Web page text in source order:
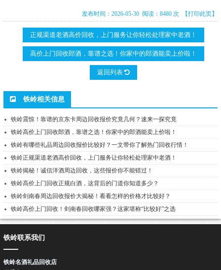
发布时间：2026-05-30 阅读：8480 次 【打印此页】
正规渠道老酒高价回收，上门服务让你轻松处理家中老酒！
高价上门回收郎酒，靠谱之选！你家中的郎酒能卖上价啦！
返回列表
铁岭相关信息
铁岭震惊！靠谱的京东卡周边回收报价究竟几何？速来一探究竟
铁岭高价上门回收郎酒，靠谱之选！你家中的郎酒能卖上价啦！
铁岭有哪些礼品周边回收报价比较好？一文带你了解热门回收行情！
铁岭正规渠道老酒高价回收，上门服务让你轻松处理家中老酒！
铁岭揭秘！诚信洋酒周边回收，这些报价你不能错过！
铁岭高价上门回收正规白酒，这背后的门道你知道多少？
铁岭剑南春周边回收报价大揭秘！看看怎样的价格才比较好？
铁岭高价上门回收！剑南春回收哪家强？这家堪称“比较好”之选
铁岭联系我们
铁岭名酒礼品回收店